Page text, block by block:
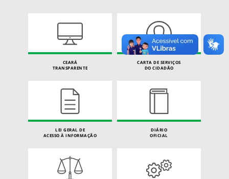
CEARÁ
TRANSPARENTE
CARTA DE SERVIÇOS
DO CIDADÃO
LEI GERAL DE
ACESSO À INFORMAÇÃO
DIÁRIO
OFICIAL